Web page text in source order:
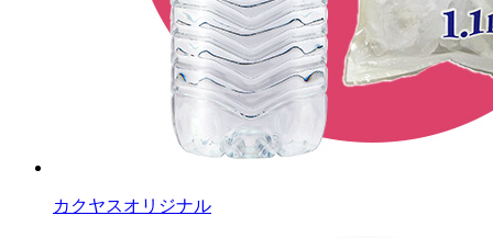
カクヤスオリジナル